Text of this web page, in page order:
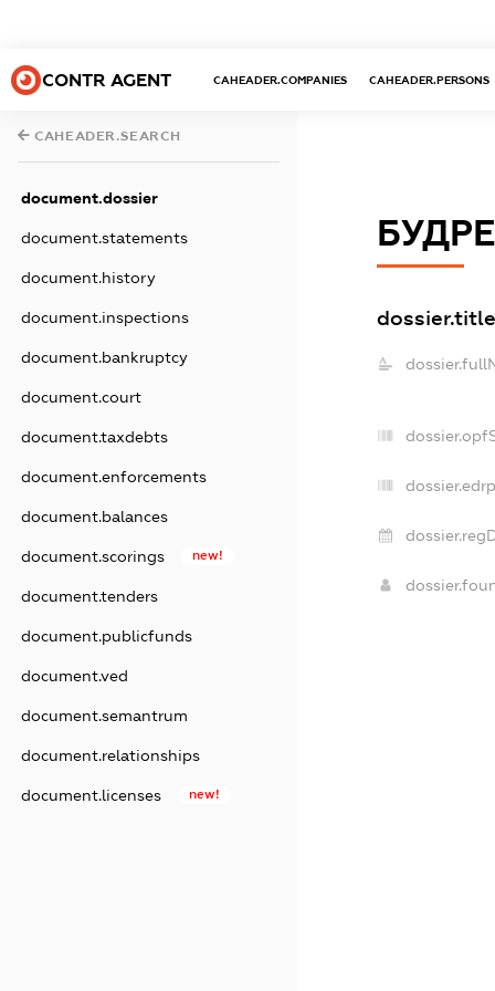
CONTR AGENT CAHEADER.COMPANIES CAHEADER.PERSONS
CAHEADER.SEARCH
document.dossier
document.statements
document.history
document.inspections
document.bankruptcy
document.court
document.taxdebts
document.enforcements
document.balances
document.scorings new!
document.tenders
document.publicfunds
document.ved
document.semantrum
document.relationships
document.licenses new!
dossier.title